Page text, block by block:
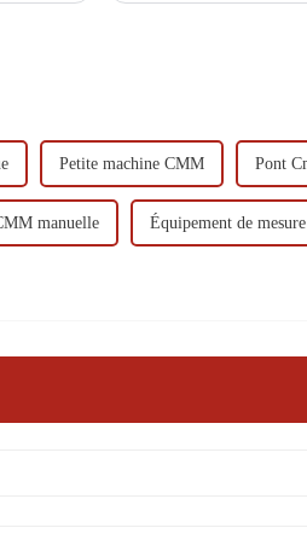
Petite machine CMM Pont
manuelle Équipement de